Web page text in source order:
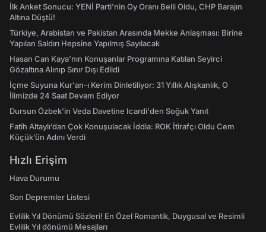
İlk Anket Sonucu: YENİ Parti'nin Oy Oranı Belli Oldu, CHP Barajın
Altına Düştü!
Türkiye, Arabistan ve Pakistan Arasında Mekke Anlaşması: Birine
Yapılan Saldırı Hepsine Yapılmış Sayılacak
Hasan Can Kaya’nın Konuşanlar Programına Katılan Seyirci
Gözaltına Alınıp Sınır Dışı Edildi
İçme Suyuna Kur'an-ı Kerim Dinletiliyor: 31 Yıllık Alışkanlık, O
İlimizde 24 Saat Devam Ediyor
Dursun Özbek'in Veda Davetine Icardi'den Soğuk Yanıt
Fatih Altaylı’dan Çok Konuşulacak İddia: ROK İtirafçı Oldu Cem
Küçük’ün Adını Verdi
Hızlı Erişim
Hava Durumu
Son Depremler Listesi
Evlilik Yıl Dönümü Sözleri! En Özel Romantik, Duygusal ve Resimli
Evlilik Yıl dönümü Mesajları